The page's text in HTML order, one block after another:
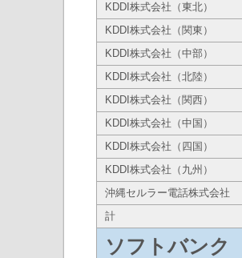
KDDI株式会社（東北）
KDDI株式会社（関東）
KDDI株式会社（中部）
KDDI株式会社（北陸）
KDDI株式会社（関西）
KDDI株式会社（中国）
KDDI株式会社（四国）
KDDI株式会社（九州）
沖縄セルラー電話株式会社
計
ソフトバンク